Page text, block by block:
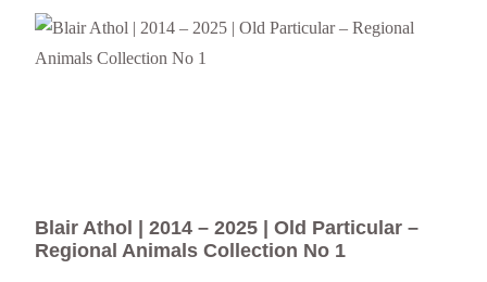
Blair Athol | 2014 – 2025 | Old Particular –
Regional Animals Collection No 1